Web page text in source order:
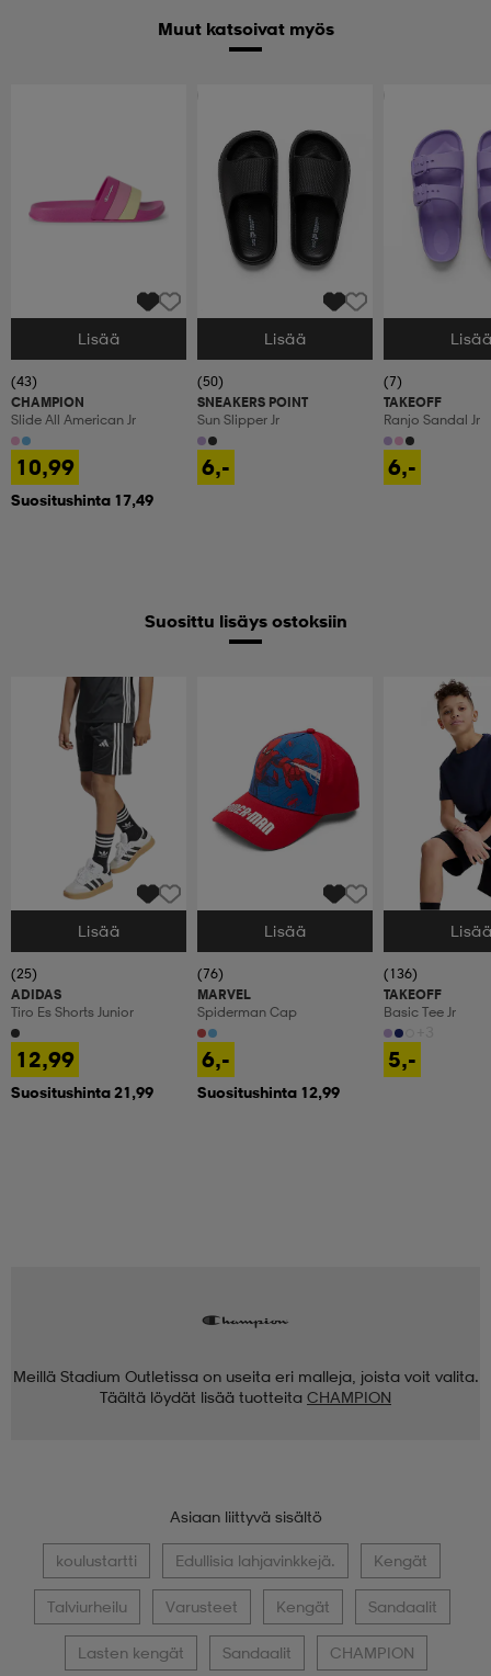
Muut katsoivat myös
Valitse Koko
Lisää
(43)
CHAMPION
Slide All American Jr
10,99
Suositushinta 17,49
Valitse Koko
Lisää
(50)
SNEAKERS POINT
Sun Slipper Jr
6,-
Valitse Koko
(7)
TAKEOFF
Ranjo Sandal Jr
6,-
Suosittu lisäys ostoksiin
Valitse Koko
Lisää
(25)
ADIDAS
Tiro Es Shorts Junior
12,99
Suositushinta 21,99
Valitse Koko
Lisää
(76)
MARVEL
Spiderman Cap
6,-
Suositushinta 12,99
Valitse Koko
(136)
TAKEOFF
Basic Tee Jr
5,-
Meillä Stadium Outletissa on useita eri malleja, joista voit valita.
Täältä löydät lisää tuotteita CHAMPION
Asiaan liittyvä sisältö
koulustartti Edullisia lahjavinkkejä. Kengät
Talviurheilu Varusteet Kengät Sandaalit
Lasten kengät Sandaalit CHAMPION